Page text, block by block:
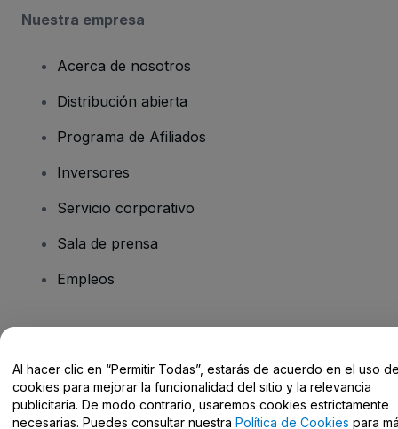
Nuestra empresa
Acerca de nosotros
Distribución abierta
Programa de Afiliados
Inversores
Servicio corporativo
Sala de prensa
Empleos
Centro de Ayuda / Contacto
Al hacer clic en “Permitir Todas”, estarás de acuerdo en el uso
cookies para mejorar la funcionalidad del sitio y la relevancia
publicitaria. De modo contrario, usaremos cookies estrictamente
necesarias. Puedes consultar nuestra Política de Cookies para